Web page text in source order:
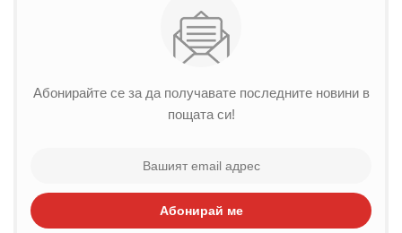
Абонирайте се за да получавате последните новини в
пощата си!
Абонирай ме